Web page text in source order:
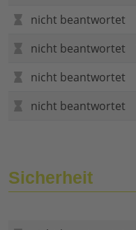
nicht beantwortet
nicht beantwortet
nicht beantwortet
nicht beantwortet
Sicherheit